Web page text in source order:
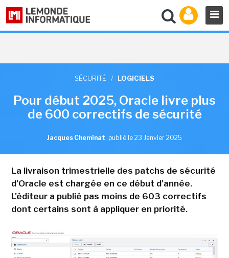
SÉCURITÉ / LOGICIELS
Pour début 2025, Oracle livre plus
de 600 correctifs de sécurité
Jacques Cheminat, publié le 23 Janvier 2025
La livraison trimestrielle des patchs de sécurité
d'Oracle est chargée en ce début d'année.
L'éditeur a publié pas moins de 603 correctifs
dont certains sont à appliquer en priorité.